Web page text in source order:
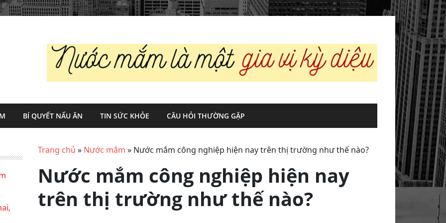
BÍ QUYẾT NẤU ĂN TIN SỨC KHỎE CÂU HỎI THƯỜNG GẶP
Trang chủ » Nước mắm » Nước mắm công nghiệp hiện nay trên thị trường như thế nào?
Nước mắm công nghiệp hiện nay
trên thị trường như thế nào?